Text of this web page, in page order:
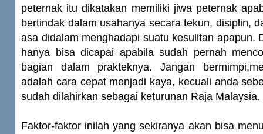
peternak itu dikatakan memiliki jiwa peternak
bertindak dalam usahanya secara tekun, disiplin,
asa didalam menghadapi suatu kesulitan apapun.
hanya bisa dicapai apabila sudah pernah
bagian dalam prakteknya. Jangan
adalah cara cepat menjadi kaya, kecuali anda
sudah dilahirkan sebagai keturunan Raja Malaysia.
Faktor-faktor inilah yang sekiranya akan bisa